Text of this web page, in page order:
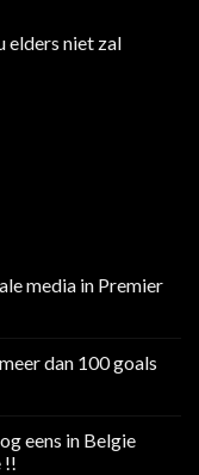
elders niet zal
media in Premier
dan 100 goals
eens in Belgie
!!